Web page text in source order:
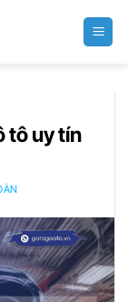
tô uy tín